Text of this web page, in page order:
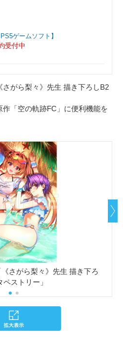
ゲームソフト】
受付中
がら梨々》先生 描き下ろしB2
「空の軌跡FC」に便利機能を
さがら梨々》先生 描き下ろ
ペストリー」